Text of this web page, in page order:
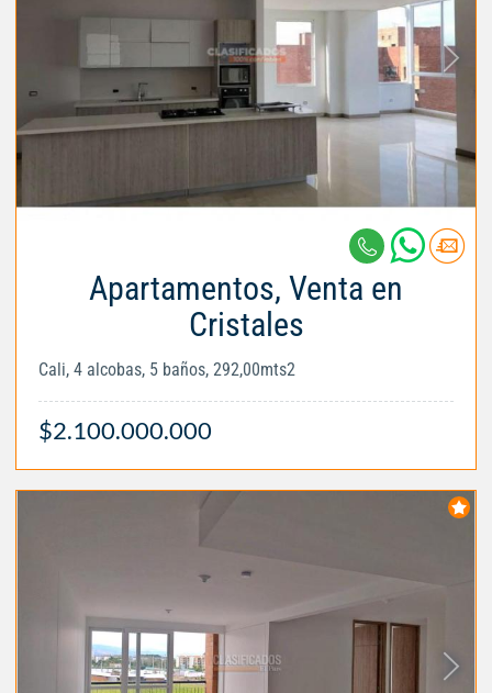
Apartamentos, Venta en
Cristales
Cali, 4 alcobas, 5 baños, 292,00mts2
$2.100.000.000